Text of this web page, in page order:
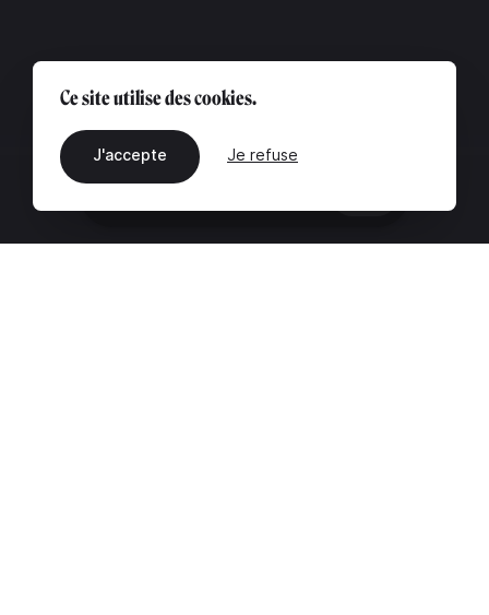
Ce site utilise des cookies.
J'accepte Je refuse